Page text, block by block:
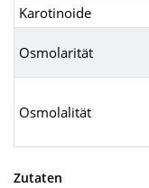
Karotinoide
Osmolarität
Osmolalität
Zutaten